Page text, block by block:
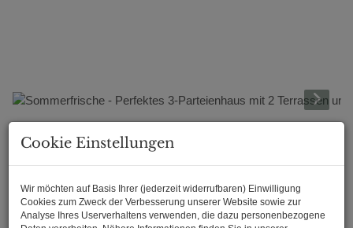
Beschreibung
in Baden Sie und Ihre Familie willkommen mit Garten, 2
Terrassen und Grünblick! Für alle die ihre monatlichen
Cookie Einstellungen
Wir möchten auf Basis Ihrer (jederzeit widerrufbaren) Einwilligung
Cookies zum Zweck der Verbesserung unserer Website sowie zur
Analyse Ihres Userverhaltens verwenden, die dazu personenbezogene